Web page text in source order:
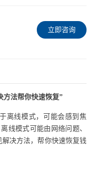
立即咨询
方法帮你快速恢复”
离线模式，可能会感到焦
线模式可能由网络问题、
决方法，帮你快速恢复钱